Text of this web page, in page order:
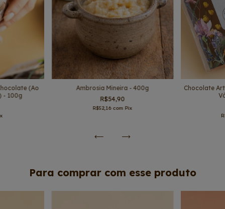
(Ao
- 100g
Ambrosia Mineira - 400g
R$54,90
R$52,16 com Pix
Chocolate
Para comprar com esse produto